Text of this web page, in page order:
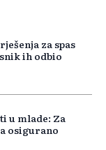
za spas
ih odbio
u mlade: Za
osigurano